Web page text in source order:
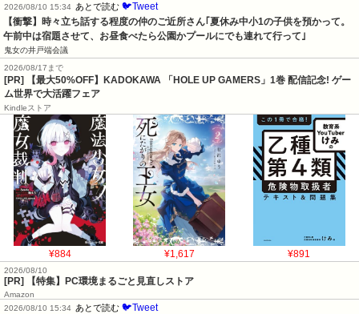
2026/08/10 15:34 あとで読む 🐦Tweet
【衝撃】時々立ち話する程度の仲のご近所さん｢夏休み中小1の子供を預かって。
午前中は宿題させて、お昼食べたら公園かプールにでも連れて行って｣
鬼女の井戸端会議
2026/08/17まで
[PR] 【最大50%OFF】KADOKAWA 「HOLE UP GAMERS」1巻 配信記念! ゲー
ム世界で大活躍フェア
Kindleストア
¥884 ¥1,617 ¥891
2026/08/10
[PR] 【特集】PC環境まるごと見直しストア
Amazon
2026/08/10 15:34 あとで読む 🐦Tweet